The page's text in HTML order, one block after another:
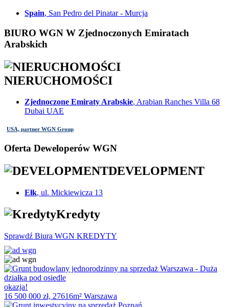
Spain, San Pedro del Pinatar - Murcja
BIURO WGN W Zjednoczonych Emiratach
Arabskich
NIERUCHOMOŚCI
Zjednoczone Emiraty Arabskie, Arabian Ranches Villa 68
Dubai UAE
USA, partner WGN Group
Oferta Deweloperów WGN
DEVELOPMENT
Ełk, ul. Mickiewicza 13
Kredyty
Sprawdź Biura WGN KREDYTY
okazja!
16 500 000 zł, 27616m² Warszawa